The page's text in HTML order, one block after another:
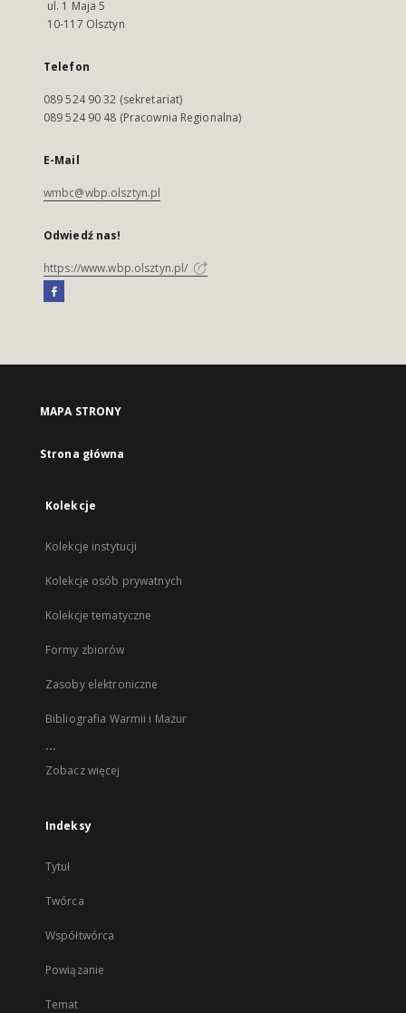
ul. 1 Maja 5
10-117 Olsztyn
Telefon
089 524 90 32 (sekretariat)
089 524 90 48 (Pracownia Regionalna)
E-Mail
wmbc@wbp.olsztyn.pl
Odwiedź nas!
https://www.wbp.olsztyn.pl/
MAPA STRONY
Strona główna
Kolekcje
Kolekcje instytucji
Kolekcje osób prywatnych
Kolekcje tematyczne
Formy zbiorów
Zasoby elektroniczne
Bibliografia Warmii i Mazur
...
Zobacz więcej
Indeksy
Tytuł
Twórca
Współtwórca
Powiązanie
Temat